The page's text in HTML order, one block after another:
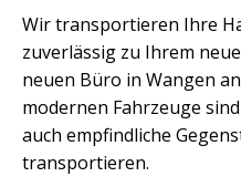
Wir transportieren Ihre
zuverlässig zu Ihrem
neuen Büro in Wangen
modernen Fahrzeuge
auch empfindliche
transportieren.